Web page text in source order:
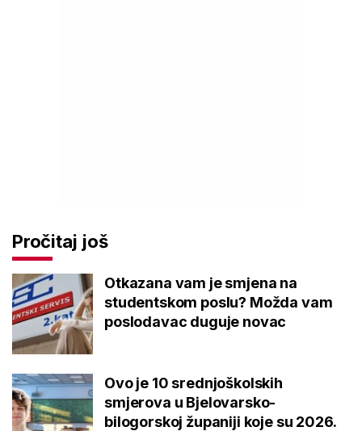
Pročitaj još
Otkazana vam je smjena na
studentskom poslu? Možda vam
poslodavac duguje novac
Ovo je 10 srednjoškolskih
smjerova u Bjelovarsko-
bilogorskoj županiji koje su 2026.